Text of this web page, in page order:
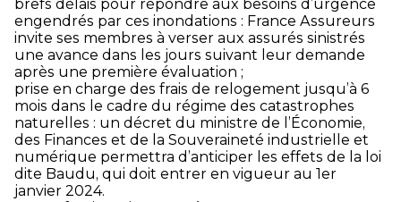
brefs délais pour répondre aux besoins d’urgence
engendrés par ces inondations : France Assureurs
invite ses membres à verser aux assurés sinistrés
une avance dans les jours suivant leur demande
après une première évaluation ;
prise en charge des frais de relogement jusqu’à 6
mois dans le cadre du régime des catastrophes
naturelles : un décret du ministre de l’Économie,
des Finances et de la Souveraineté industrielle et
numérique permettra d’anticiper les effets de la loi
dite Baudu, qui doit entrer en vigueur au 1er
janvier 2024.